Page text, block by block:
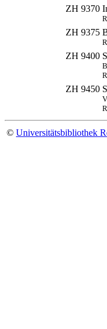
ZH 9370
ZH 9375
ZH 9400
ZH 9450
© Universitätsbibliothek